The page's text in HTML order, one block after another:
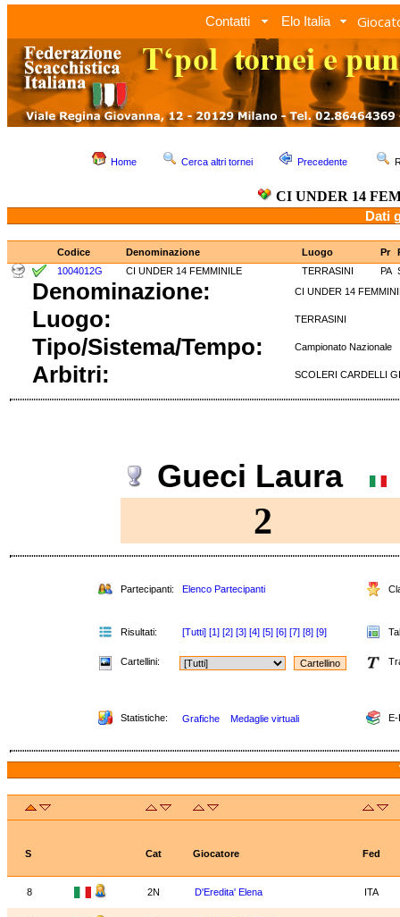
Contatti Elo Italia
Home Cerca altri tornei Precedente
CI UNDER 14
Dati
Codice Denominazione Luogo Pr
1004012G
CI UNDER 14 FEMMINILE TERRASINI PA
Denominazione: CI UNDER 14
Luogo: TERRASINI
Tipo/Sistema/Tempo: Campionato
Arbitri: SCOLERI
Gueci Laura
2
Partecipanti: Elenco Partecipanti
Risultati: [Tutti] [1] [2] [3] [4] [5] [6] [7] [8] [9]
Cartellini:
Statistiche: Grafiche Medaglie virtuali E-
S Cat Giocatore Fed
8 2N D'Eredita' Elena ITA